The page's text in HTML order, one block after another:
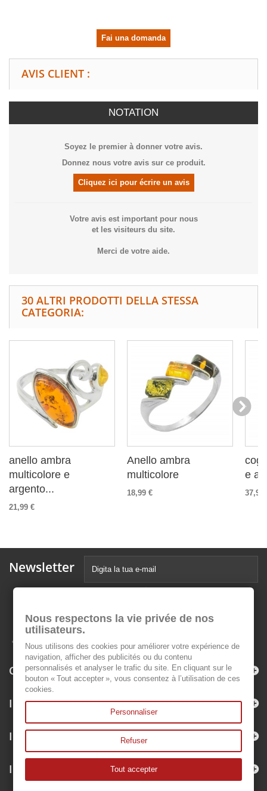
Fai una domanda
AVIS CLIENT :
NOTATION
Soyez le premier à donner votre avis.
Donnez nous votre avis sur ce produit.
Cliquez ici pour écrire un avis
Votre avis est important pour nous
et les visiteurs du site.
Merci de votre aide.
30 ALTRI PRODOTTI DELLA STESSA
CATEGORIA:
anello ambra
multicolore e
argento...
21,99 €
Anello ambra
multicolore
18,99 €
e
37,99
Newsletter
Categorie
Informazioni
Il mio account
Informazioni negozio
Nous respectons la vie privée de nos
utilisateurs.
Nous utilisons des cookies pour améliorer votre expérience de
navigation, afficher des publicités ou du contenu
personnalisés et analyser le trafic du site. En cliquant sur le
bouton « Tout accepter », vous consentez à l’utilisation de ces
cookies.
Personnaliser
Refuser
Tout accepter